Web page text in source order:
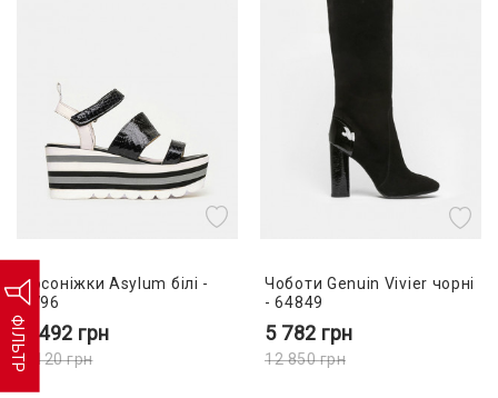
ФІЛЬТР
Босоніжки Asylum білі -
9796
2 492 грн
7 120грн
Чоботи Genuin Vivier чорні
- 64849
5 782 грн
12 850грн